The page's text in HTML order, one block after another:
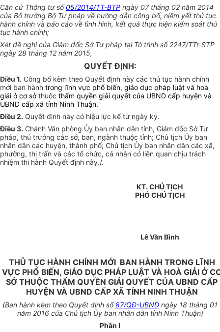
Căn cứ Thông tư số05/2014/TT-BTP ngày 07 tháng 02 năm 2014
của Bộ trưởng Bộ Tư pháp về hướng dẫn công bố, niêm yết thủ tục
hành chính và báo cáo về tình hình, kết quả thực hiện kiểm soát thủ
tục hành chính;
Xét đề nghị của Giám đốc Sở Tư pháp tại Tờ trình số 2247/TTr-STP
ngày 28 tháng 12 năm 2015,
QUYẾT ĐỊNH:
Điều 1. Công bố kèm theo Quyết định này các thủ tục hành chính
mới ban hành trong lĩnh vực phổ biến, giáo dục pháp luật và hoà
giải ở cơ sởthuộc thẩm quyền giải quyết của UBND cấp huyện và
UBND cấp xã tỉnh Ninh Thuận.
Điều 2. Quyết định này có hiệu lực kể từ ngày ký.
Điều 3. Chánh Văn phòng Ủy ban nhân dân tỉnh, Giám đốc Sở Tư
pháp, thủ trưởng các sở, ban, ngành thuộc tỉnh; Chủ tịch Ủy ban
nhân dân các huyện, thành phố; Chủ tịch Ủy ban nhân dân các xã,
phường, thị trấn và các tổ chức, cá nhân có liên quan chịu trách
nhiệm thi hành Quyết định này./.
KT. CHỦ TỊCH
PHÓ CHỦ TỊCH
Lê Văn Bình
THỦ TỤC HÀNH CHÍNH MỚI BAN HÀNH TRONG LĨNH
VỰC PHỔ BIẾN, GIÁO DỤC PHÁP LUẬT VÀ HOÀ GIẢI Ở
SỞ THUỘC THẨM QUYỀN GIẢI QUYẾT CỦA UBND CẤP
HUYỆN VÀ UBND CẤP XÃ TỈNH NINH THUẬN
(Ban hành kèm theo Quyết định số87/QĐ-UBND ngày 18 tháng 01
năm 2016 của Chủ tịch Ủy ban nhân dân tỉnh Ninh Thuận)
Phần I